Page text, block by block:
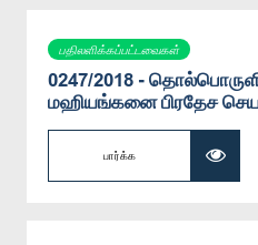
பதிலளிக்கப்பட்டவைகள்
0247/2018 -
மஹியங்கனை பிரதேச
பார்க்க